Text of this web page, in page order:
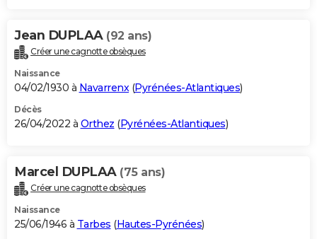
Jean DUPLAA (92 ans)
Créer une cagnotte obsèques
Naissance
04/02/1930 à Navarrenx(Pyrénées-Atlantiques)
Décès
26/04/2022 à Orthez (Pyrénées-Atlantiques)
Marcel DUPLAA (75 ans)
Créer une cagnotte obsèques
Naissance
25/06/1946 à Tarbes (Hautes-Pyrénées)